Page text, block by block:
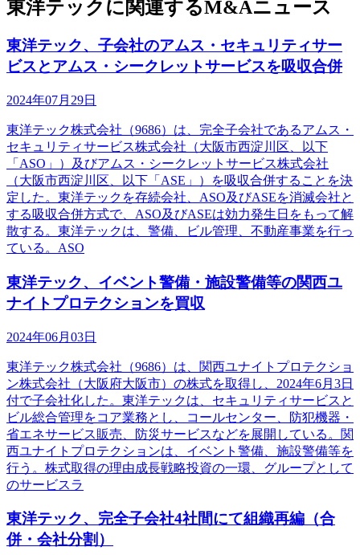
東洋テックに関連するM&Aニュース
東洋テック、子会社のアムス・セキュリティサー
ビスとアムス・シークレットサービスを吸収合併
2024年07月29日
東洋テック株式会社（9686）は、完全子会社であるアムス・
セキュリティサービス株式会社（大阪市西淀川区、以下
「ASO」）及びアムス・シークレットサービス株式会社
（大阪市西淀川区、以下「ASE」）を吸収合併することを決
定した。東洋テックを存続会社、ASO及びASEを消滅会社と
する吸収合併方式で、ASO及びASEは効力発生日をもって解
散する。東洋テックは、警備、ビル管理、不動産事業を行っ
ている。ASO
東洋テック、イベント警備・施設警備等の関西ユ
ナイトプロテクションを買収
2024年06月03日
東洋テック株式会社（9686）は、関西ユナイトプロテクショ
ン株式会社（大阪府大阪市）の株式を取得し、2024年6月3日
付で子会社化した。東洋テックは、セキュリティサービスと
ビル総合管理をコア業務とし、コールセンター、防犯機器・
省エネサービス販売、防災サービスなどを展開している。関
西ユナイトプロテクションは、イベント警備、施設警備等を
行う。株式取得の理由成長戦略投資の一環、グループとして
のサービスラ
東洋テック、完全子会社4社間にて組織再編（合
併・会社分割）